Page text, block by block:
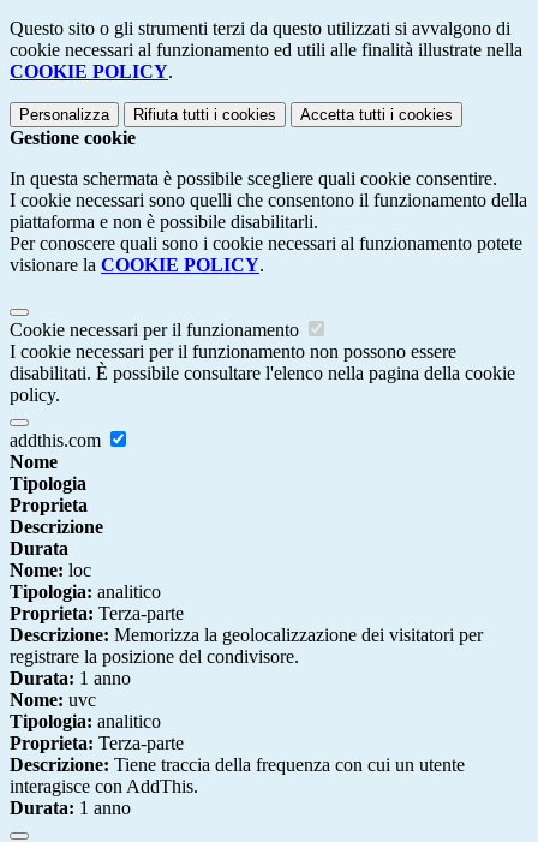
Questo sito o gli strumenti terzi da questo utilizzati si avvalgono di
cookie necessari al funzionamento ed utili alle finalità illustrate nella
COOKIE POLICY.
Personalizza Rifiuta tutti i cookies Accetta tutti i cookies
Gestione cookie
In questa schermata è possibile scegliere quali cookie consentire.
I cookie necessari sono quelli che consentono il funzionamento della
piattaforma e non è possibile disabilitarli.
Per conoscere quali sono i cookie necessari al funzionamento potete
visionare la COOKIE POLICY.
Cookie necessari per il funzionamento
I cookie necessari per il funzionamento non possono essere
disabilitati. È possibile consultare l'elenco nella pagina della cookie
policy.
addthis.com
Nome
Tipologia
Proprieta
Descrizione
Durata
Nome: loc
Tipologia: analitico
Proprieta: Terza-parte
Descrizione: Memorizza la geolocalizzazione dei visitatori per
registrare la posizione del condivisore.
Durata: 1 anno
Nome: uvc
Tipologia: analitico
Proprieta: Terza-parte
Descrizione: Tiene traccia della frequenza con cui un utente
interagisce con AddThis.
Durata: 1 anno